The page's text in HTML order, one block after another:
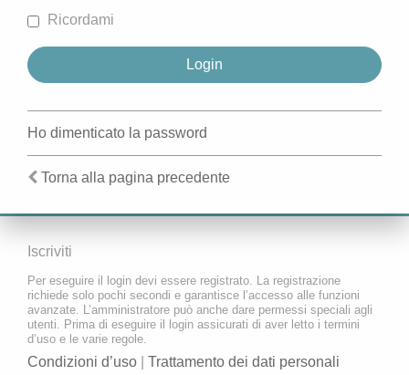
Ricordami
Ho dimenticato la password
Torna alla pagina precedente
Iscriviti
Per eseguire il login devi essere registrato. La registrazione
richiede solo pochi secondi e garantisce l’accesso alle funzioni
avanzate. L’amministratore può anche dare permessi speciali agli
utenti. Prima di eseguire il login assicurati di aver letto i termini
d’uso e le varie regole.
Condizioni d’uso Trattamento dei dati personali